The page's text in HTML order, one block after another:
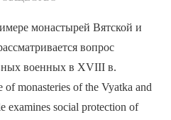
монастырей Вятской и
вопрос
военных в XVIII в.
monasteries of the Vyatka and
examines social protection of